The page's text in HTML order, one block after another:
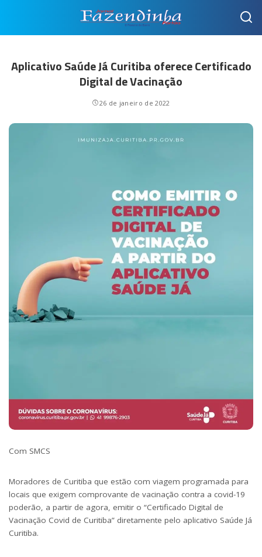
Aplicativo Saúde Já Curitiba oferece Certificado
Digital de Vacinação
26 de janeiro de 2022
Com SMCS
Moradores de Curitiba que estão com viagem programada para
locais que exigem comprovante de vacinação contra a covid-19
poderão, a partir de agora, emitir o “Certificado Digital de
Vacinação Covid de Curitiba” diretamente pelo aplicativo Saúde Já
Curitiba.